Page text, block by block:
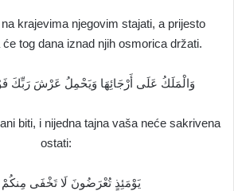
krajevima njegovim stajati, a prijesto
tog dana iznad njih osmorica držati.
وَالْمَلَكُ عَلَى أَرْجَائِهَا وَيَحْمِلُ عَرْشَ رَبِّكَ
biti, i nijedna tajna vaša neće sakrivena
ostati:
يَوْمَئِذٍ تُعْرَضُونَ لَا تَخْفَى مِنكُمْ